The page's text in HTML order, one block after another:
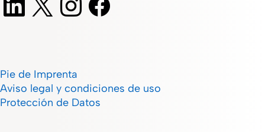
Pie de Imprenta
Aviso legal y condiciones de uso
Protección de Datos